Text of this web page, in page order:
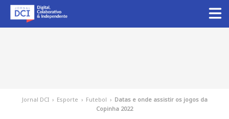
Jornal DCI › Esporte › Futebol › Datas e onde assistir os jogos da
Copinha 2022